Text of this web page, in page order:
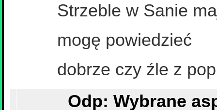
Strzeble w Sanie
mogę powiedzieć
dobrze czy źle z